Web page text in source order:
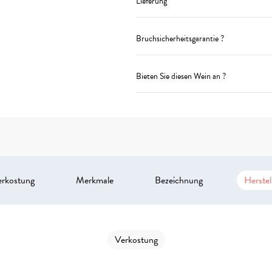
Bruchsicherheitsgarantie ?
Bieten Sie diesen Wein an ?
Merkmale Bezeichnung
Verkostung